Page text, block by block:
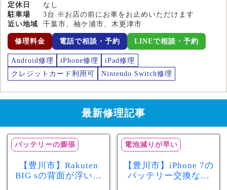
定休日
なし
駐車場
3台 ※お店の前にお車をお止めいただけます
近い地域
千葉市、袖ケ浦市、木更津市
修理料金 電話で相談・予約 LINEで相談・予約
Android修理 iPhone修理
iPad修理
クレジットカード利用可
Nintendo Switch修理
最新修理記事
バッテリーの膨張
【豊川市】Rakuten
BIG sの背面が浮いて
電池減りが早い
【豊川市】iPhone 7の
バッテリー交換なら